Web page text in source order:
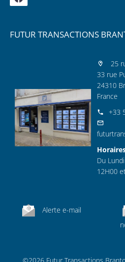
FUTUR TRANSACTIONS
25
33 rue
24310
France
+33
Du
12H00
Alerte e-mail